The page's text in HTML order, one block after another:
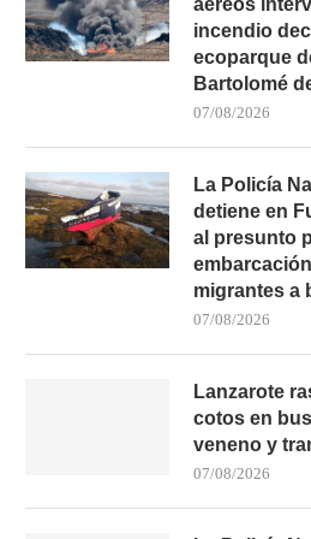
incendio
ecoparque
Bartolomé
07/08/2026
La Policía
detiene en
al presunto
migrantes a
07/08/2026
Lanzarote
cotos en
veneno y
07/08/2026